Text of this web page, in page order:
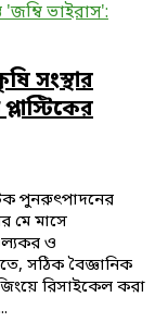
ভাইরাস':
সংস্থার
পুনরুৎপাদনের
মে মাসে
ও
সঠিক বৈজ্ঞানিক
রিসাইকেল করা